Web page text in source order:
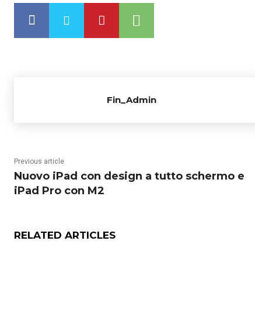
Fin_Admin
Previous article
Nuovo iPad con design a tutto schermo e
iPad Pro con M2
RELATED ARTICLES